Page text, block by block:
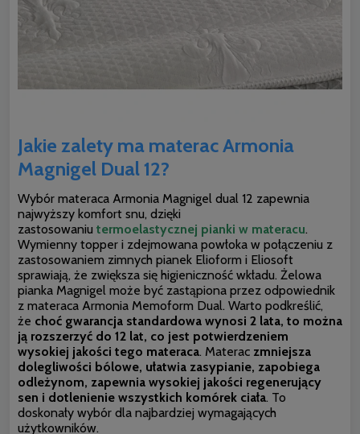
Jakie zalety ma materac Armonia
Magnigel Dual 12?
Wybór materaca Armonia Magnigel dual 12 zapewnia
najwyższy komfort snu, dzięki
zastosowaniu termoelastycznej pianki w materacu.
Wymienny topper i zdejmowana powłoka w połączeniu z
zastosowaniem zimnych pianek Elioform i Eliosoft
sprawiają, że zwiększa się higieniczność wkładu. Żelowa
pianka Magnigel może być zastąpiona przez odpowiednik
z materaca Armonia Memoform Dual. Warto podkreślić,
że choć gwarancja standardowa wynosi 2 lata, to można
ją rozszerzyć do 12 lat, co jest potwierdzeniem
wysokiej jakości tego materaca. Materac zmniejsza
dolegliwości bólowe, ułatwia zasypianie, zapobiega
odleżynom, zapewnia wysokiej jakości regenerujący
sen i dotlenienie wszystkich komórek ciała. To
doskonały wybór dla najbardziej wymagających
użytkowników.